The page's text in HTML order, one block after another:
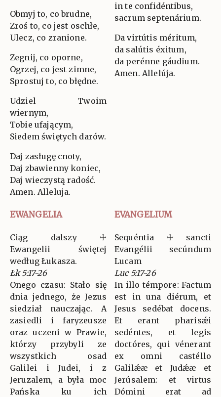
Obmyj to, co brudne,
Zroś to, co jest oschłe,
Ulecz, co zranione.
Zegnij, co oporne,
Ogrzej, co jest zimne,
Sprostuj to, co błędne.
Udziel Twoim
wiernym,
Tobie ufającym,
Siedem świętych darów.
Daj zasługę cnoty,
Daj zbawienny koniec,
Daj wieczystą radość.
Amen. Alleluja.
in te confidéntibus,
sacrum septenárium.
Da virtútis méritum,
da salútis éxitum,
da perénne gáudium.
Amen. Allelúja.
EWANGELIA EVANGELIUM
Ciąg dalszy ☩
Ewangelii świętej
według Łukasza.
Łk 5:17-26
Onego czasu: Stało się
dnia jednego, że Jezus
siedział nauczając. A
zasiedli i faryzeusze
oraz uczeni w Prawie,
którzy przybyli ze
wszystkich osad
Galilei i Judei, i z
Jeruzalem, a była moc
Pańska ku ich
Sequéntia ☩ sancti
Evangélii secúndum
Lucam
Luc 5:17-26
In illo témpore: Factum
est in una diérum, et
Jesus sedébat docens.
Et erant pharisǽi
sedéntes, et legis
doctóres, qui vénerant
ex omni castéllo
Galilǽæ et Judǽæ et
Jerúsalem: et virtus
Dómini erat ad